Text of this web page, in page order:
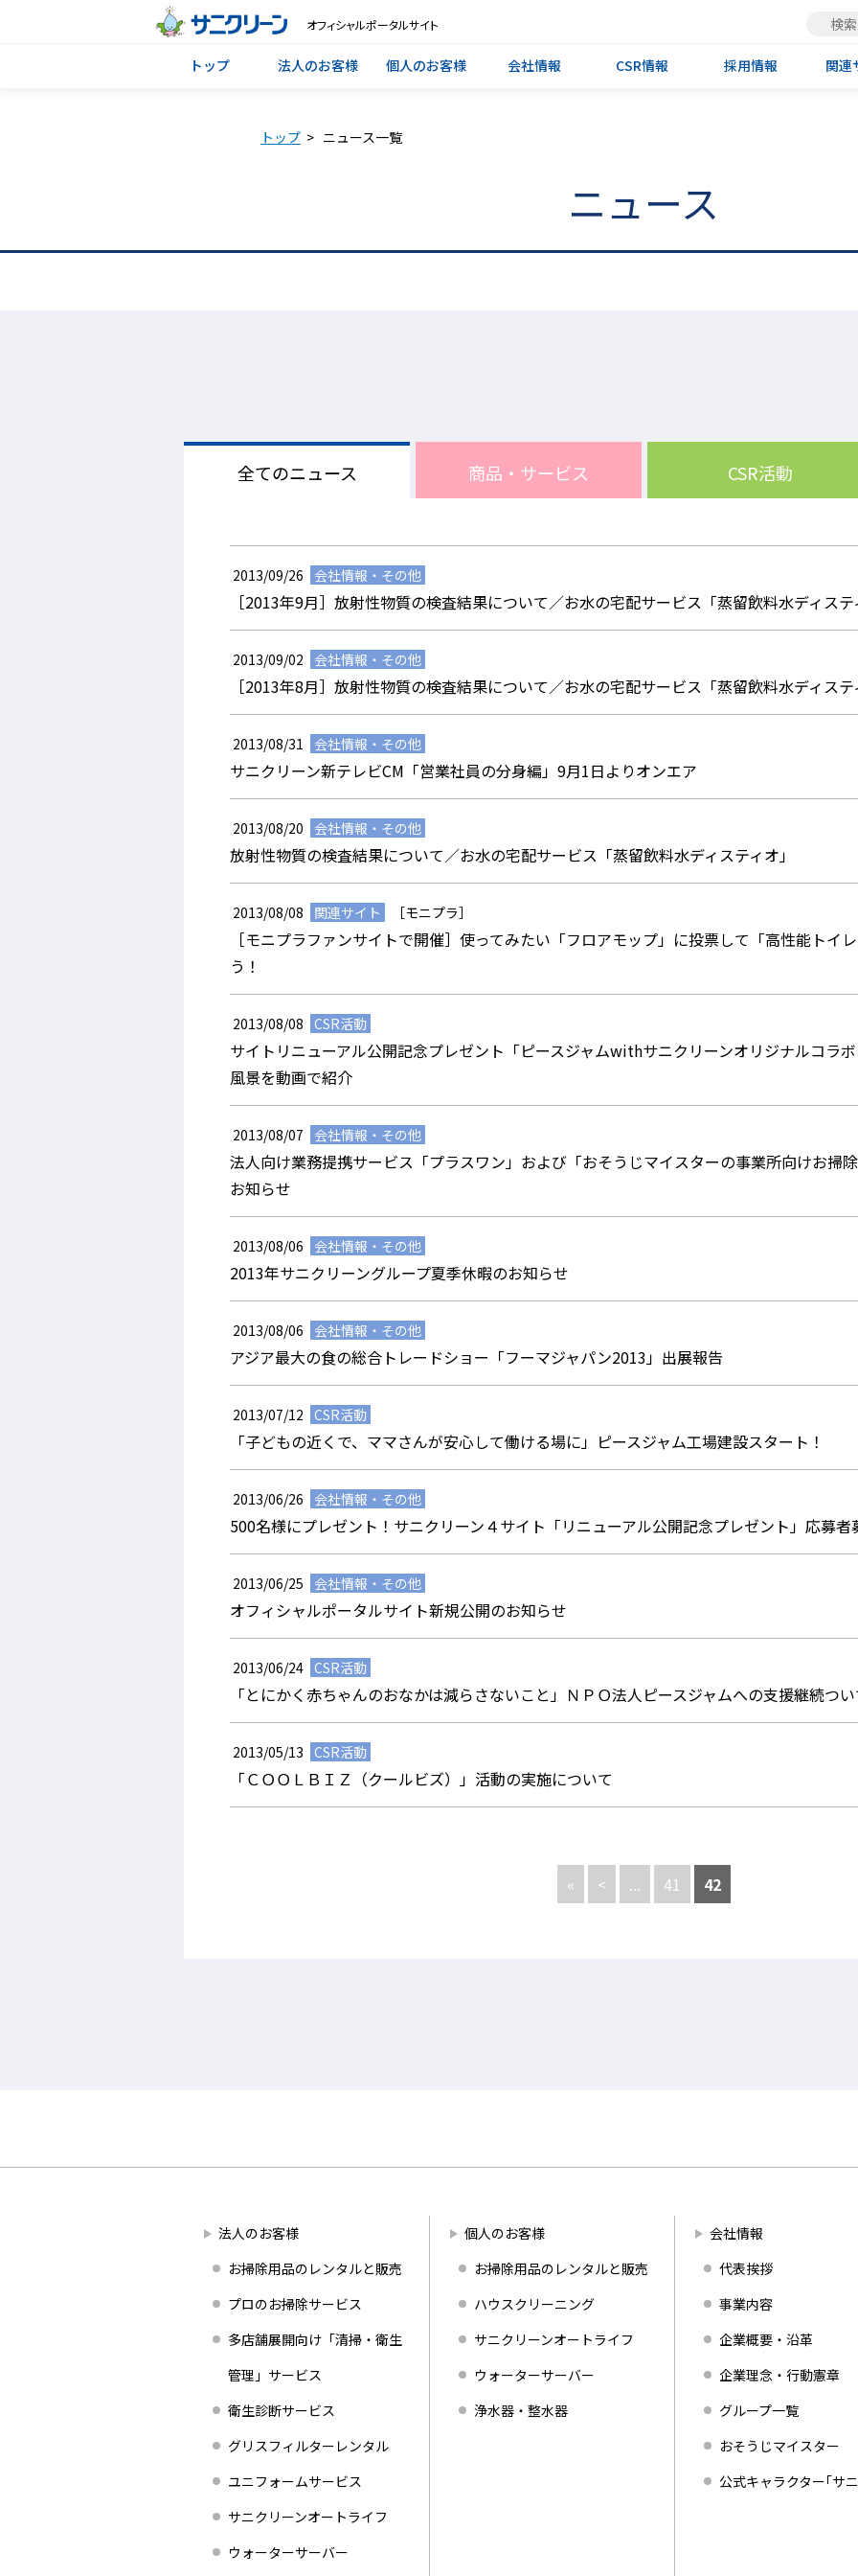
オフィシャルポータルサイト
トップ 法人のお客様 個人のお客様 会社情報 CSR情報 採用情報 関連
トップ > ニュース一覧
ニュース
全てのニュース 商品・ サービス CSR活動
2013/09/26 会社情報・その他
［2013年9月］放射性物質の検査結果について／お水の宅配サービス「蒸留飲料水ディステ
2013/09/02 会社情報・その他
［2013年8月］放射性物質の検査結果について／お水の宅配サービス「蒸留飲料水ディステ
2013/08/31 会社情報・その他
サニクリーン新テレビCM「営業社員の分身編」9月1日よりオンエア
2013/08/20 会社情報・その他
放射性物質の検査結果について／お水の宅配サービス「蒸留飲料水ディスティオ」
2013/08/08 関連サイト ［モニプラ］
［モニプラファンサイトで開催］使ってみたい「フロアモップ」に投票して「高性能トイ
う！
2013/08/08 CSR活動
サイトリニューアル公開記念プレゼント「ピースジャムwithサニクリーンオリジナルコラ
風景を動画で紹介
2013/08/07 会社情報・その他
法人向け業務提携サービス「プラスワン」および「おそうじマイスターの事業所向けお掃
お知らせ
2013/08/06 会社情報・その他
2013年サニクリーングループ夏季休暇のお知らせ
2013/08/06 会社情報・その他
アジア最大の食の総合トレードショー「フーマジャパン2013」出展報告
2013/07/12 CSR活動
「子どもの近くで、ママさんが安心して働ける場に」ピースジャム工場建設スタート！
2013/06/26 会社情報・その他
500名様にプレゼント！サニクリーン４サイト「リニューアル公開記念プレゼント」応募者
2013/06/25 会社情報・その他
オフィシャルポータルサイト新規公開のお知らせ
2013/06/24 CSR活動
「とにかく赤ちゃんのおなかは減らさないこと」ＮＰＯ法人ピースジャムへの支援継続つい
2013/05/13 CSR活動
「ＣＯＯＬＢＩＺ（クールビズ）」活動の実施について
« < ... 41 42
法人のお客様
お掃除用品のレンタルと販売
プロのお掃除サービス
多店舗展開向け「清掃・衛生
管理」サービス
衛生診断サービス
グリスフィルターレンタル
ユニフォームサービス
サニクリーンオートライフ
ウォーターサーバー
個人のお客様
お掃除用品のレンタルと販売
ハウスクリーニング
サニクリーンオートライフ
ウォーターサーバー
浄水器・整水器
会社情報
代表挨拶
事業内容
企業概要・沿革
企業理念・行動憲章
グループ一覧
おそうじマイスター
公式キャラクター｢サ